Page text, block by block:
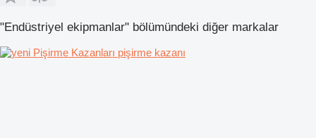
"Endüstriyel ekipmanlar" bölümündeki diğer markalar